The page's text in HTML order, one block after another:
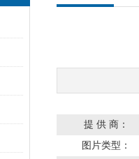
提 供 商：
图片类型：